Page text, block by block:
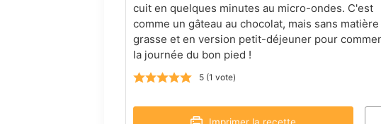
cuit en quelques minutes au micro-ondes. C'est
comme un gâteau au chocolat, mais sans matière
grasse et en version petit-déjeuner pour
la journée du bon pied !
5(1 vote)